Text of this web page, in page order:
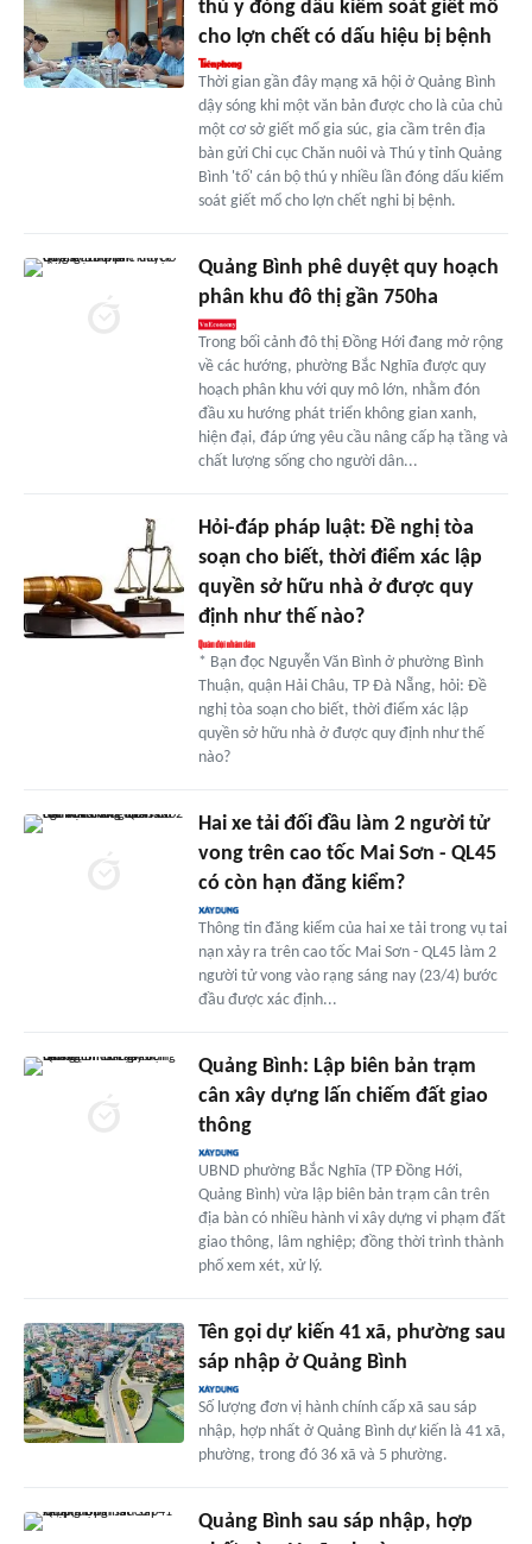
thú y đóng dấu kiểm soát giết mổ
cho lợn chết có dấu hiệu bị bệnh
Thời gian gần đây mạng xã hội ở Quảng Bình
dậy sóng khi một văn bản được cho là của chủ
một cơ sở giết mổ gia súc, gia cầm trên địa
bàn gửi Chi cục Chăn nuôi và Thú y tỉnh Quảng
Bình 'tố' cán bộ thú y nhiều lần đóng dấu kiểm
soát giết mổ cho lợn chết nghi bị bệnh.
Quảng Bình phê duyệt quy hoạch
phân khu đô thị gần 750ha
Trong bối cảnh đô thị Đồng Hới đang mở rộng
về các hướng, phường Bắc Nghĩa được quy
hoạch phân khu với quy mô lớn, nhằm đón
đầu xu hướng phát triển không gian xanh,
hiện đại, đáp ứng yêu cầu nâng cấp hạ tầng và
chất lượng sống cho người dân...
Hỏi-đáp pháp luật: Đề nghị tòa
soạn cho biết, thời điểm xác lập
quyền sở hữu nhà ở được quy
định như thế nào?
* Bạn đọc Nguyễn Văn Bình ở phường Bình
Thuận, quận Hải Châu, TP Đà Nẵng, hỏi: Đề
nghị tòa soạn cho biết, thời điểm xác lập
quyền sở hữu nhà ở được quy định như thế
nào?
Hai xe tải đối đầu làm 2 người tử
vong trên cao tốc Mai Sơn - QL45
có còn hạn đăng kiểm?
Thông tin đăng kiểm của hai xe tải trong vụ tai
nạn xảy ra trên cao tốc Mai Sơn - QL45 làm 2
người tử vong vào rạng sáng nay (23/4) bước
đầu được xác định...
Quảng Bình: Lập biên bản trạm
cân xây dựng lấn chiếm đất giao
thông
UBND phường Bắc Nghĩa (TP Đồng Hới,
Quảng Bình) vừa lập biên bản trạm cân trên
địa bàn có nhiều hành vi xây dựng vi phạm đất
giao thông, lâm nghiệp; đồng thời trình thành
phố xem xét, xử lý.
Tên gọi dự kiến 41 xã, phường sau
sáp nhập ở Quảng Bình
Số lượng đơn vị hành chính cấp xã sau sáp
nhập, hợp nhất ở Quảng Bình dự kiến là 41 xã,
phường, trong đó 36 xã và 5 phường.
Quảng Bình sau sáp nhập, hợp